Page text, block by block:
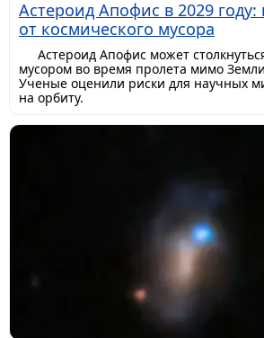
Астероид Апофис в 2029 году:
от космического мусора
Астероид Апофис может
мусором во время пролета мимо Земли
Ученые оценили риски для научных
на орбиту.